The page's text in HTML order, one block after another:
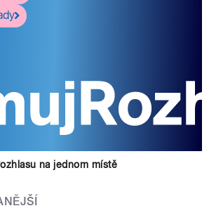
na jednom místě